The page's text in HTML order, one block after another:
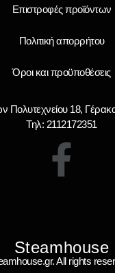
Επιστροφές προϊόντων
Πολιτική απορρήτου
Όροι και προϋποθέσεις
Πολυτεχνείου 18,
Τηλ: 2112172351
Steamhouse
All rights